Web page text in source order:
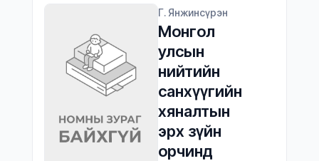
Г. Янжинсүрэн
Монгол
улсын
нийтийн
санхүүгийн
хяналтын
эрх зүйн
орчинд